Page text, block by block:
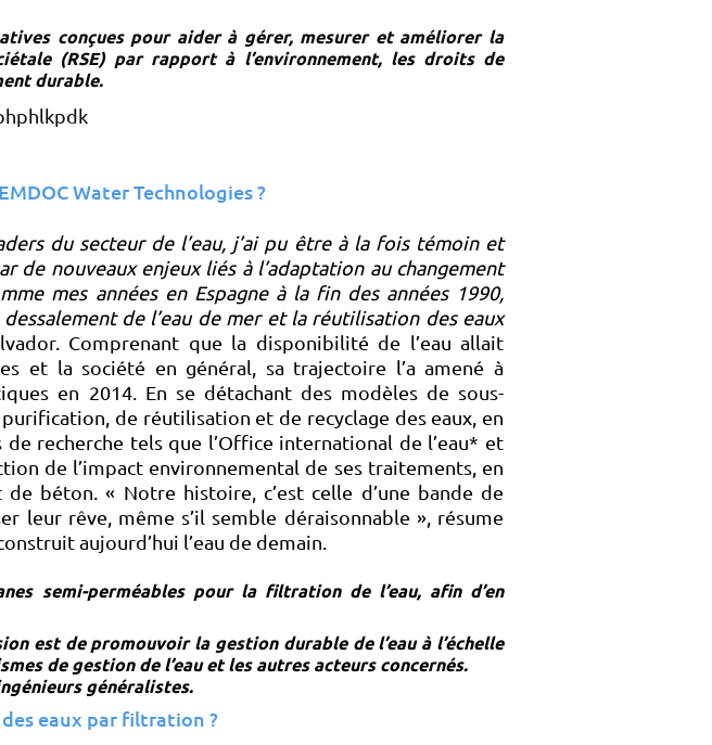
conçues pour aider à gérer, mesurer et améliorer la
(RSE) par rapport à l’environnement, les droits de
durable.
Water Technologies ?
du secteur de l’eau, j’ai pu être à la fois témoin et
de nouveaux enjeux liés à l’adaptation au changement
mes années en Espagne à la fin des années 1990,
de l’eau de mer et la réutilisation des eaux
Comprenant que la disponibilité de l’eau allait
et la société en général, sa trajectoire l’a amené à
en 2014. En se détachant des modèles de sous-
de réutilisation et de recyclage des eaux, en
recherche tels que l’Office international de l’eau* et
de l’impact environnemental de ses traitements, en
béton. « Notre histoire, c’est celle d’une bande de
leur rêve, même s’il semble déraisonnable », résume
aujourd’hui l’eau de demain.
semi-perméables pour la filtration de l’eau, afin d’en
est de promouvoir la gestion durable de l’eau à l’échelle
de gestion de l’eau et les autres acteurs concernés.
généralistes.
eaux par filtration ?